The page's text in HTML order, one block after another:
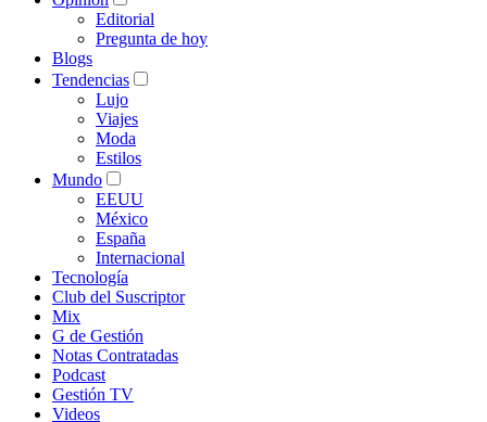
Editorial
Pregunta de hoy
Blogs
Tendencias
Lujo
Viajes
Moda
Estilos
Mundo
EEUU
México
España
Internacional
Tecnología
Club del Suscriptor
Mix
G de Gestión
Notas Contratadas
Podcast
Gestión TV
Videos